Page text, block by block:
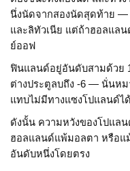
นึ่งนัดจากสองนัดสุดท้าย —
และลิทัวเนีย แต่ถ้าฮอลแล
ย์ออฟ
ฟินแลนด์อยู่อันดับสามด้วย
ต่างประตูลบถึง -6 — นั่นห
แทบไม่มีทางแซงโปแลนด์ได้
ดังนั้น ความหวังของโปแล
ฮอลแลนด์แพ้มอลตา หรือแ
อันดับหนึ่งโดยตรง